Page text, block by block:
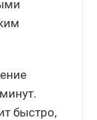
быстро,